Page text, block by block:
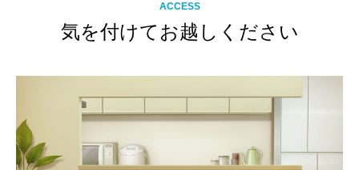
ACCESS
気を付けてお越しください